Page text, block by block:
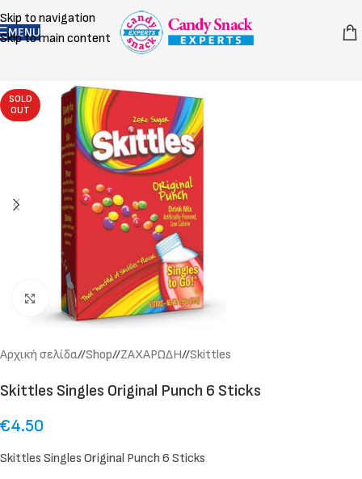
Skip to navigation
Skip to main content
MENU
SOLD
OUT
Click to enlarge
Αρχική σελίδα/ Shop/ ΖΑΧΑΡΩΔΗ/ Skittles
Skittles Singles Original Punch 6 Sticks
€4.50
Skittles Singles Original Punch 6 Sticks